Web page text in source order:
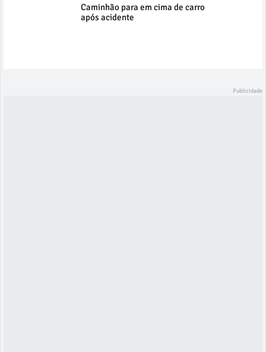
Caminhão para em cima de carro
após acidente